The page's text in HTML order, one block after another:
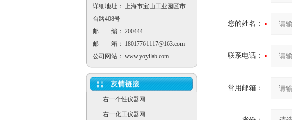
详细地址： 上海市宝山工业园区市
台路408号
邮 编： 200444
邮 箱：
18017761117@163.com
公司网站： www.yoyilab.com
· 右一个性仪器网
· 右一化工仪器网
您的姓名：
联系电话：
常用邮箱：